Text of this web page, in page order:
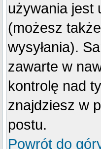
używania jest
(możesz
wysyłania).
zawarte w
kontrolę nad
znajdziesz w
postu.
Powrót do